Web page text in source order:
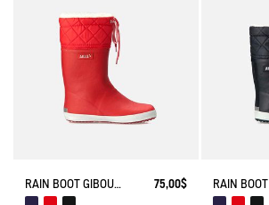
RAIN BOOT GIBOULEE FUR-LINED 75,00$